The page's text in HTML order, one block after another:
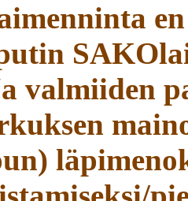
valmiiden